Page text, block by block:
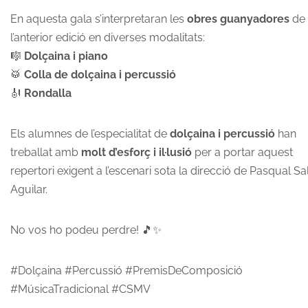
En aquesta gala s’interpretaran les obres guanyadores de
l’anterior edició en diverses modalitats:
🎼 Dolçaina i piano
🥁 Colla de dolçaina i percussió
🎻 Rondalla
Els alumnes de l’especialitat de dolçaina i percussió han
treballat amb molt d’esforç i il·lusió per a portar aquest
repertori exigent a l’escenari sota la direcció de Pasqual
Aguilar.
No vos ho podeu perdre! 🎵✨
#Dolçaina #Percussió #PremisDeComposició
#MúsicaTradicional #CSMV